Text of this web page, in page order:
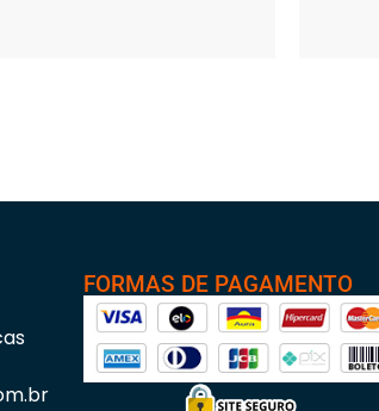
FORMAS DE PAGAMENTO